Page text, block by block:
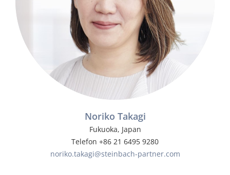
Noriko Takagi
Fukuoka, Japan
Telefon +86 21 6495 9280
noriko.takagi@steinbach-partner.com